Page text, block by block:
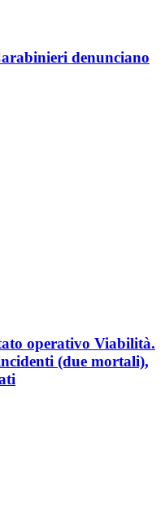
denunciano
operativo Viabilità.
(due mortali),